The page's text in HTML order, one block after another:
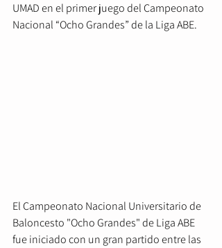
UMAD en el primer juego del Campeonato
Nacional “Ocho Grandes” de la Liga ABE.
El Campeonato Nacional Universitario de
Baloncesto "Ocho Grandes" de Liga ABE
fue iniciado con un gran partido entre las